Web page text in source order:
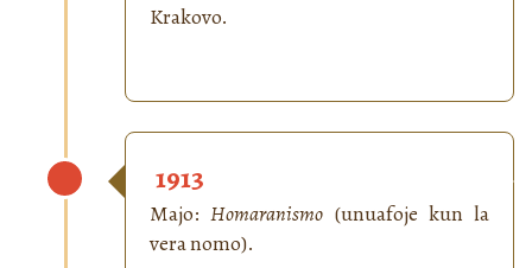
Krakovo.
1913
Majo:Homaranismo (unuafoje kun la
vera nomo).